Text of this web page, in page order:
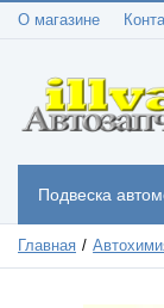
О магазине
Подвеска
Главная